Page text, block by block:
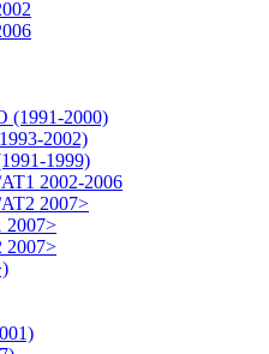
(1991-2000)
2002)
1999)
2002-2006
2007>
2007>
2007>